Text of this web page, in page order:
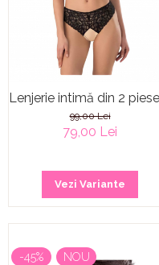
Lenjerie intimă din 2
99,00 Lei
79,00 Lei
Vezi Variante
-45% NOU